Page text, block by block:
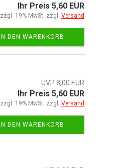
Ihr Preis 5,60 EUR
zzgl. 19% MwSt. zzgl. Versand
IN DEN WARENKORB
UVP 8,00 EUR
Ihr Preis 5,60 EUR
zzgl. 19% MwSt. zzgl. Versand
IN DEN WARENKORB